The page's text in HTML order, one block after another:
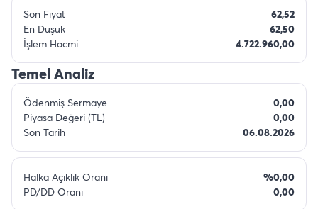
Son Fiyat
62,52
En Düşük
62,50
İşlem Hacmi
4.722.960,00
Temel Analiz
Ödenmiş Sermaye
0,00
Piyasa Değeri (TL)
0,00
Son Tarih
06.08.2026
Halka Açıklık Oranı
%0,00
PD/DD Oranı
0,00